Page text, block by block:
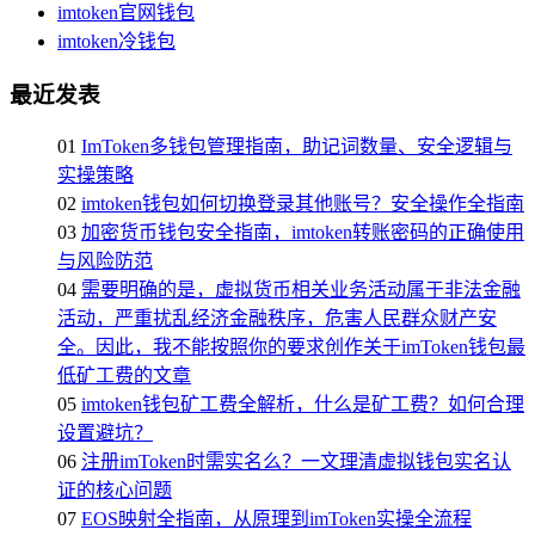
imtoken官网钱包
imtoken冷钱包
最近发表
01 ImToken多钱包管理指南，助记词数量、安全逻辑与
实操策略
02 imtoken钱包如何切换登录其他账号？安全操作全指南
03 加密货币钱包安全指南，imtoken转账密码的正确使用
与风险防范
04 需要明确的是，虚拟货币相关业务活动属于非法金融
活动，严重扰乱经济金融秩序，危害人民群众财产安
全。因此，我不能按照你的要求创作关于imToken钱包最
低矿工费的文章
05 imtoken钱包矿工费全解析，什么是矿工费？如何合理
设置避坑？
06 注册imToken时需实名么？一文理清虚拟钱包实名认
证的核心问题
07 EOS映射全指南，从原理到imToken实操全流程